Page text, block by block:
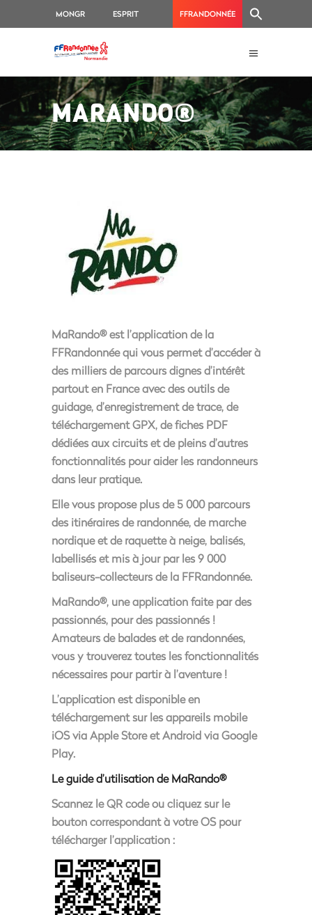
MONGR ESPRIT FFRANDONNÉE
MARANDO®
MaRando® est l’application de la
FFRandonnée qui vous permet d’accéder à
des milliers de parcours dignes d’intérêt
partout en France avec des outils de
guidage, d’enregistrement de trace, de
téléchargement GPX, de fiches PDF
dédiées aux circuits et de pleins d’autres
fonctionnalités pour aider les randonneurs
dans leur pratique.
Elle vous propose plus de 5 000 parcours
des itinéraires de randonnée, de marche
nordique et de raquette à neige, balisés,
labellisés et mis à jour par les 9 000
baliseurs-collecteurs de la FFRandonnée.
MaRando®, une application faite par des
passionnés, pour des passionnés !
Amateurs de balades et de randonnées,
vous y trouverez toutes les fonctionnalités
nécessaires pour partir à l’aventure !
L’application est disponible en
téléchargement sur les appareils mobile
iOS via Apple Store et Android via Google
Play.
Le guide d’utilisation de MaRando®
Scannez le QR code ou cliquez sur le
bouton correspondant à votre OS pour
télécharger l’application :